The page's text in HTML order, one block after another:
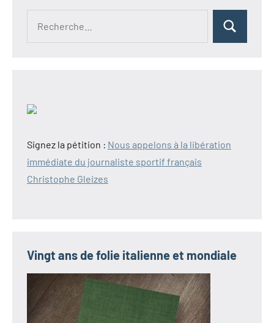
Rechercher
Signez la pétition : Nous appelons à la libération
immédiate du journaliste sportif français
Christophe Gleizes
Vingt ans de folie italienne et mondiale